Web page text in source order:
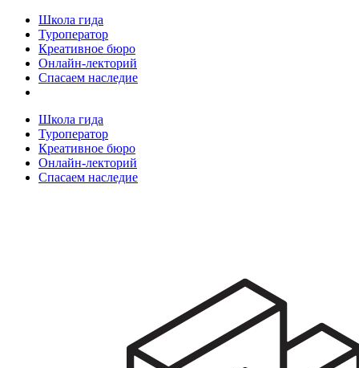
Школа гида
Туроператор
Креативное бюро
Онлайн-лекторий
Спасаем наследие
Школа гида
Туроператор
Креативное бюро
Онлайн-лекторий
Спасаем наследие